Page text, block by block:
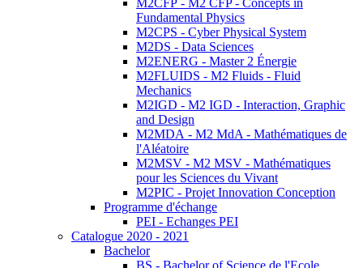
M2CFP - M2 CFP - Concepts in
Fundamental Physics
M2CPS - Cyber Physical System
M2DS - Data Sciences
M2ENERG - Master 2 Énergie
M2FLUIDS - M2 Fluids - Fluid
Mechanics
M2IGD - M2 IGD - Interaction, Graphic
and Design
M2MDA - M2 MdA - Mathématiques de
l'Aléatoire
M2MSV - M2 MSV - Mathématiques
pour les Sciences du Vivant
M2PIC - Projet Innovation Conception
Programme d'échange
PEI - Echanges PEI
Catalogue 2020 - 2021
Bachelor
BS - Bachelor of Science de l'Ecole